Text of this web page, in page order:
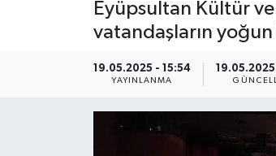
Eyüpsultan Kültür
vatandaşların
19.05.2025 - 15:54
YAYINLANMA
GÜNDEM
KEMERBURGAZ